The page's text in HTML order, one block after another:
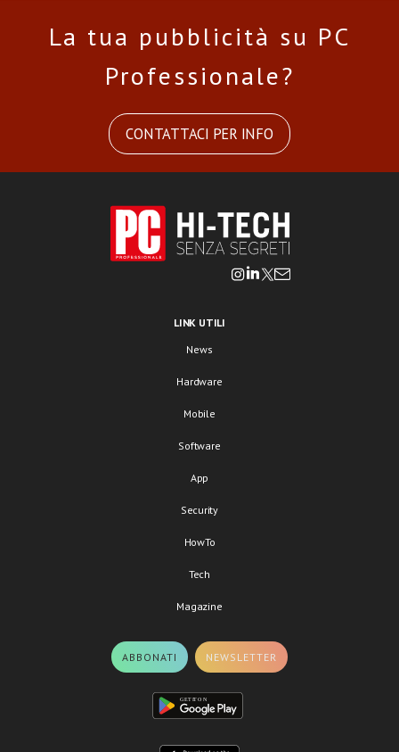
La tua pubblicità su PC
Professionale?
CONTATTACI PER INFO
LINK UTILI
News
Hardware
Mobile
Software
App
Security
HowTo
Tech
Magazine
ABBONATI NEWSLETTER